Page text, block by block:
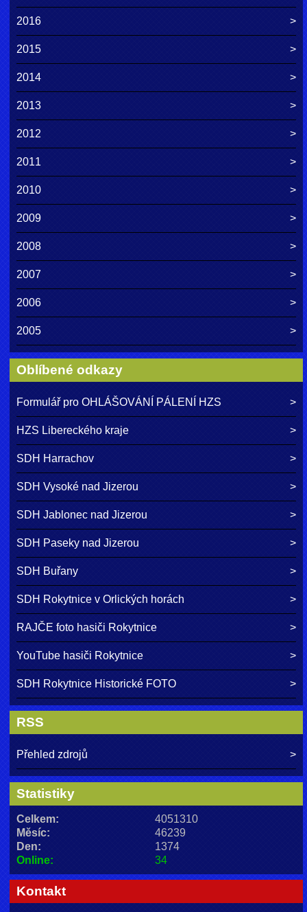
2016
2015
2014
2013
2012
2011
2010
2009
2008
2007
2006
2005
Oblíbené odkazy
Formulář pro OHLÁŠOVÁNÍ PÁLENÍ HZS
HZS Libereckého kraje
SDH Harrachov
SDH Vysoké nad Jizerou
SDH Jablonec nad Jizerou
SDH Paseky nad Jizerou
SDH Buřany
SDH Rokytnice v Orlických horách
RAJČE foto hasiči Rokytnice
YouTube hasiči Rokytnice
SDH Rokytnice Historické FOTO
RSS
Přehled zdrojů
Statistiky
Online: 34
Celkem:
4051310
Měsíc:
46239
Den:
1374
Kontakt